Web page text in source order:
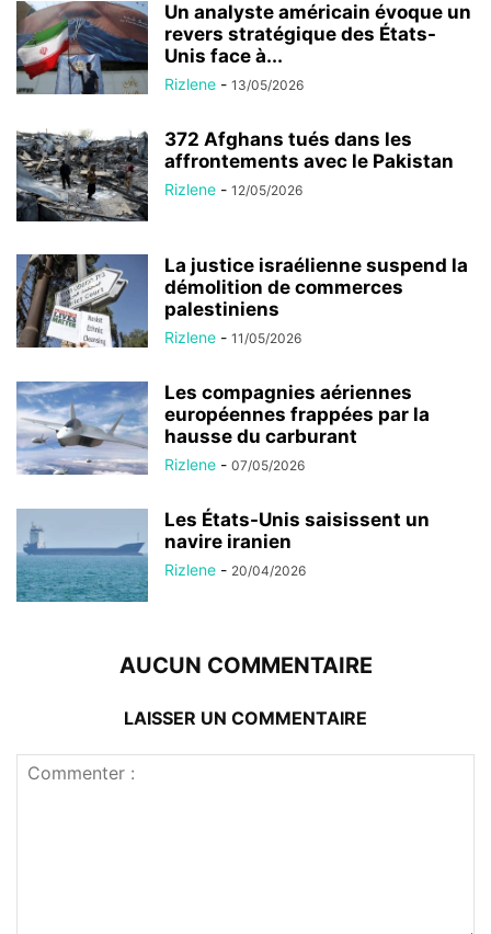
Un analyste américain évoque un
revers stratégique des États-
Unis face à...
Rizlene - 13/05/2026
372 Afghans tués dans les
affrontements avec le Pakistan
Rizlene - 12/05/2026
La justice israélienne suspend la
démolition de commerces
palestiniens
Rizlene - 11/05/2026
Les compagnies aériennes
européennes frappées par la
hausse du carburant
Rizlene - 07/05/2026
Les États-Unis saisissent un
navire iranien
Rizlene - 20/04/2026
AUCUN COMMENTAIRE
LAISSER UN COMMENTAIRE